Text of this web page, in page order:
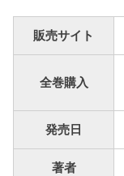
販売サイト
全巻購入
発売日
著者